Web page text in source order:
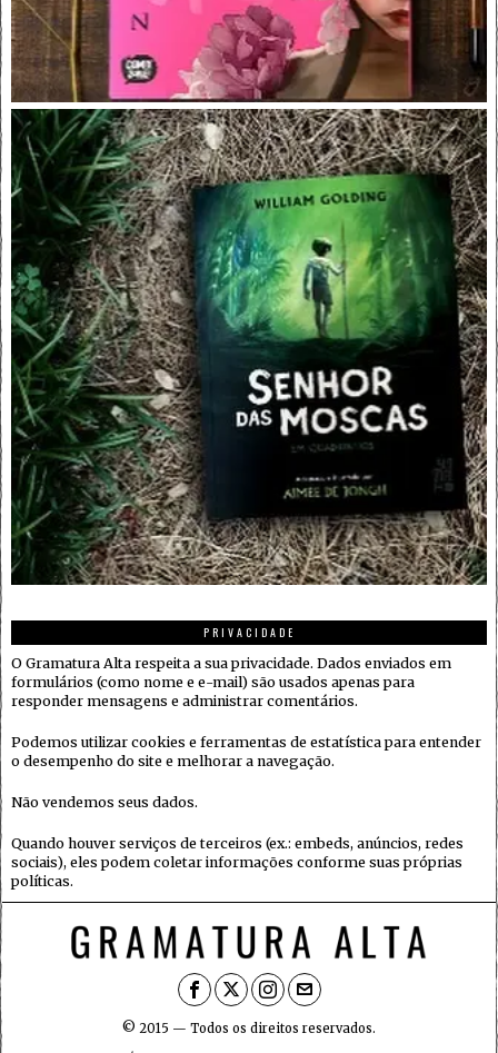
PRIVACIDADE
O Gramatura Alta respeita a sua privacidade. Dados enviados em
formulários (como nome e e-mail) são usados apenas para
responder mensagens e administrar comentários.
Podemos utilizar cookies e ferramentas de estatística para entender
o desempenho do site e melhorar a navegação.
Não vendemos seus dados.
Quando houver serviços de terceiros (ex.: embeds, anúncios, redes
sociais), eles podem coletar informações conforme suas próprias
políticas.
© 2015 — Todos os direitos reservados.